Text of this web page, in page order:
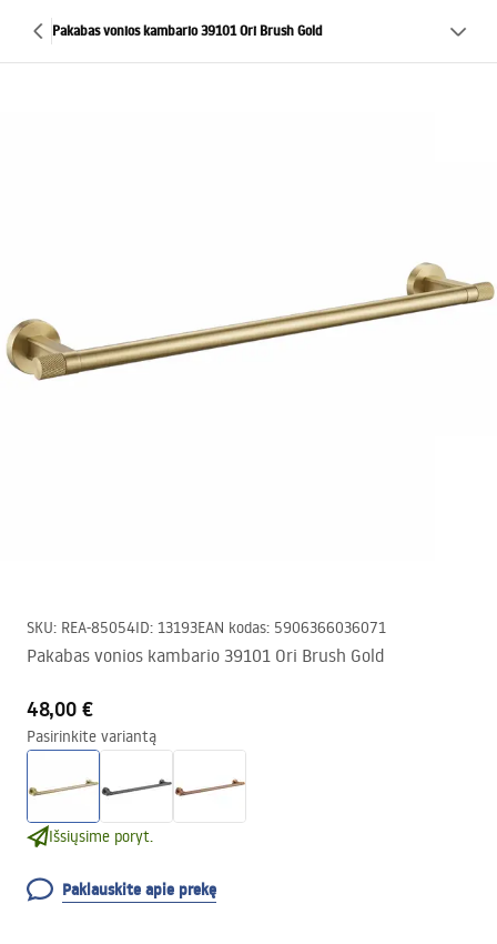
Pakabas vonios kambario 39101 Ori Brush Gold
SKU: REA-85054ID: 13193EAN kodas: 5906366036071
Pakabas vonios kambario 39101 Ori Brush Gold
48,00 €
Pasirinkite variantą
Išsiųsime poryt.
Paklauskite apie prekę